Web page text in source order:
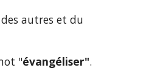
autres et du
"évangéliser".